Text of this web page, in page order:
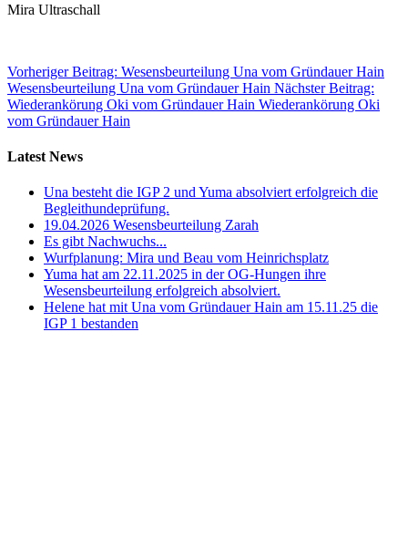
Mira Ultraschall
Vorheriger Beitrag: Wesensbeurteilung Una vom Gründauer Hain
Wesensbeurteilung Una vom Gründauer Hain Nächster Beitrag:
Wiederankörung Oki vom Gründauer Hain Wiederankörung Oki
vom Gründauer Hain
Latest News
Una besteht die IGP 2 und Yuma absolviert erfolgreich die
Begleithundeprüfung.
19.04.2026 Wesensbeurteilung Zarah
Es gibt Nachwuchs...
Wurfplanung: Mira und Beau vom Heinrichsplatz
Yuma hat am 22.11.2025 in der OG-Hungen ihre
Wesensbeurteilung erfolgreich absolviert.
Helene hat mit Una vom Gründauer Hain am 15.11.25 die
IGP 1 bestanden